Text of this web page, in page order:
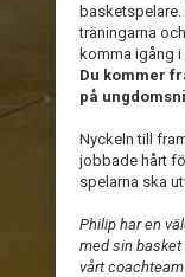
träningarna
komma igång i
Du kommer
på
Nyckeln till
jobbade hårt
spelarna ska
Philip har en
med sin basket
vårt